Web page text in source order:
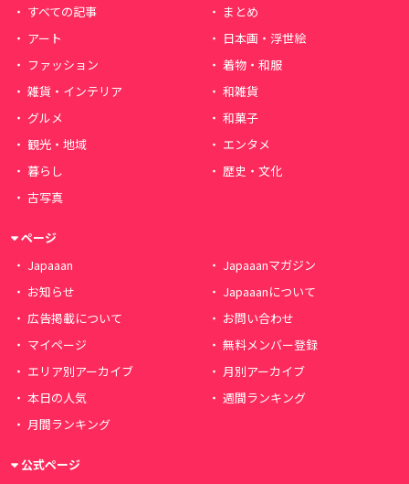
すべての記事
まとめ
アート
日本画・浮世絵
ファッション
着物・和服
雑貨・インテリア
和雑貨
グルメ
和菓子
観光・地域
エンタメ
暮らし
歴史・文化
古写真
ページ
Japaaan
Japaaanマガジン
お知らせ
Japaaanについて
広告掲載について
お問い合わせ
マイページ
無料メンバー登録
エリア別アーカイブ
月別アーカイブ
本日の人気
週間ランキング
月間ランキング
公式ページ